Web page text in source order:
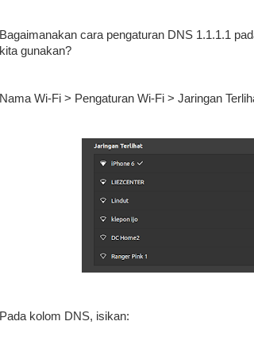
Bagaimanakan cara pengaturan DNS 1.1.1.1
kita gunakan?
Nama Wi-Fi > Pengaturan Wi-Fi > Jaringan
Pada kolom DNS, isikan: